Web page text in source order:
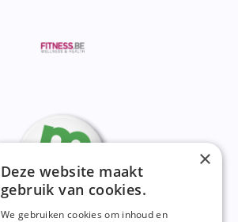
×
Deze website maakt
gebruik van cookies.
We gebruiken cookies om inhoud en